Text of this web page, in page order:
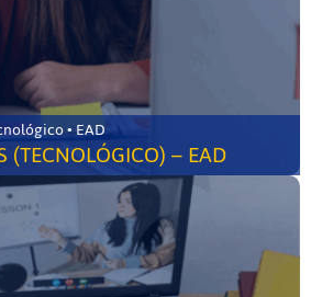
Divinópolis-MG • Tecnológico • EAD
(TECNOLÓGICO) – EAD